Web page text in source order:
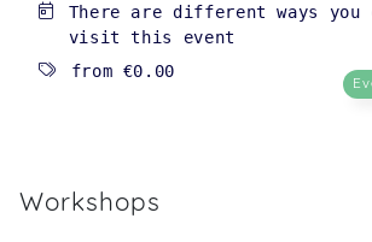
There are different ways you
visit this event
from €0.00
Workshops